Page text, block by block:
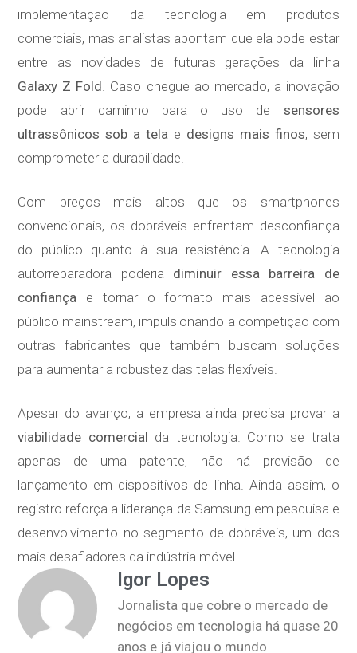
implementação da tecnologia em produtos
comerciais, mas analistas apontam que ela pode estar
entre as novidades de futuras gerações da linha
Galaxy Z Fold. Caso chegue ao mercado, a inovação
pode abrir caminho para o uso de sensores
ultrassônicos sob a tela e designs mais finos, sem
comprometer a durabilidade.
Com preços mais altos que os smartphones
convencionais, os dobráveis enfrentam desconfiança
do público quanto à sua resistência. A tecnologia
autorreparadora poderia diminuir essa barreira de
confiança e tornar o formato mais acessível ao
público mainstream, impulsionando a competição com
outras fabricantes que também buscam soluções
para aumentar a robustez das telas flexíveis.
Apesar do avanço, a empresa ainda precisa provar a
viabilidade comercial da tecnologia. Como se trata
apenas de uma patente, não há previsão de
lançamento em dispositivos de linha. Ainda assim, o
registro reforça a liderança da Samsung em pesquisa e
desenvolvimento no segmento de dobráveis, um dos
mais desafiadores da indústria móvel.
Igor Lopes
Jornalista que cobre o mercado de
negócios em tecnologia há quase 20
anos e já viajou o mundo